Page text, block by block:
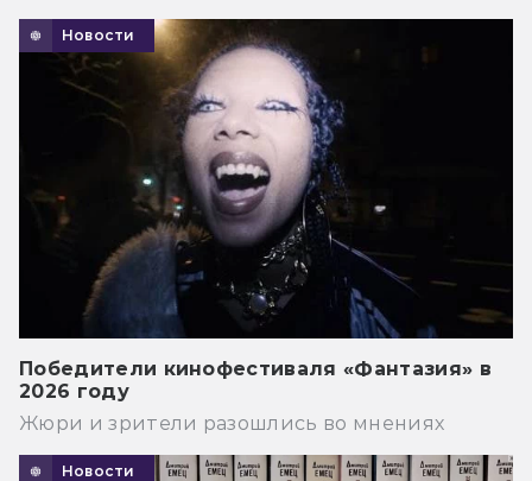
Новости
Победители кинофестиваля «Фантазия» в
2026 году
Жюри и зрители разошлись во мнениях
Новости